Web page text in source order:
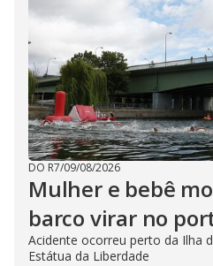
DO R7/09/08/2026
Mulher e bebê
barco virar no
Acidente ocorreu perto da Ilha
Estátua da Liberdade